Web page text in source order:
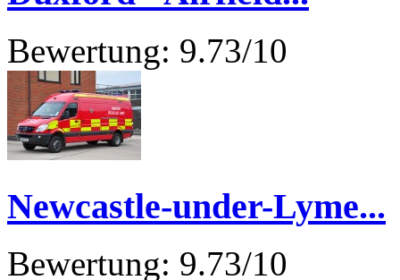
Bewertung: 9.73/10
Newcastle-under-Lyme...
Bewertung: 9.73/10